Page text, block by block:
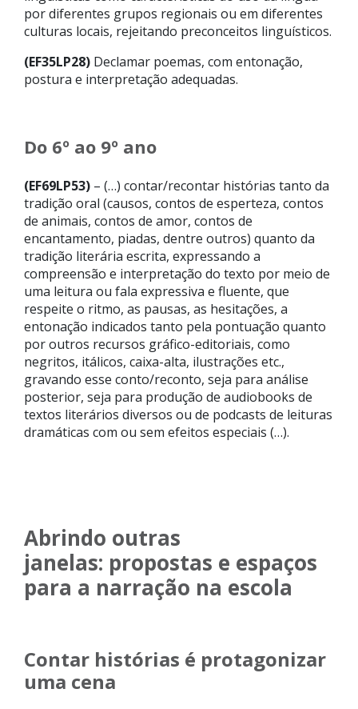
por diferentes grupos regionais ou em diferentes
culturas locais, rejeitando preconceitos linguísticos.
(EF35LP28) Declamar poemas, com entonação,
postura e interpretação adequadas.
Do 6º ao 9º ano
(EF69LP53) – (…) contar/recontar histórias tanto da
tradição oral (causos, contos de esperteza, contos
de animais, contos de amor, contos de
encantamento, piadas, dentre outros) quanto da
tradição literária escrita, expressando a
compreensão e interpretação do texto por meio de
uma leitura ou fala expressiva e fluente, que
respeite o ritmo, as pausas, as hesitações, a
entonação indicados tanto pela pontuação quanto
por outros recursos gráfico-editoriais, como
negritos, itálicos, caixa-alta, ilustrações etc.,
gravando esse conto/reconto, seja para análise
posterior, seja para produção de audiobooks de
textos literários diversos ou de podcasts de leituras
dramáticas com ou sem efeitos especiais (…).
Abrindo outras
janelas: propostas e espaços
para a narração na escola
Contar histórias é protagonizar
uma cena